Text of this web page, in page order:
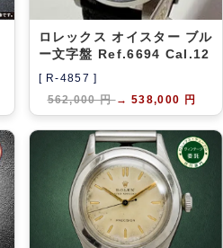
ロレックス オイスター ブル
ー文字盤 Ref.6694 Cal.12
[ R-4857 ]
562,000 円→ 538,000 円